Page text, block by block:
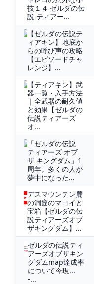
技１４ ゼルダの伝
説 ティアー...
【ゼルダの伝説テ
ィアキン】地底か
らの呼び声の攻略
【エピソードチャ
レンジ】...
【ティアキン】武
器一覧・入手方法
｜全武器の耐久値
と効果【ゼルダの
伝説ティアーズ
オ...
「ゼルダの伝説
ティアーズ オブ
ザ キングダム」1
周年。多くの人が
夢中になった...
デスマウンテン麓
の洞窟のマヨイと
宝箱【ゼルダの伝
説ティアーズオブ
ザキングダム】...
ゼルダの伝説ティ
アーズオブザキン
グダムmap達成率
について今現...
-...